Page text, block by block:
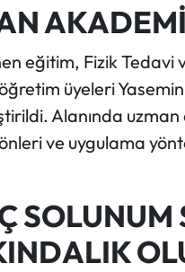
eğitim, Fizik Tedavi
üyeleri Yasemin
Alanında
ve uygulama